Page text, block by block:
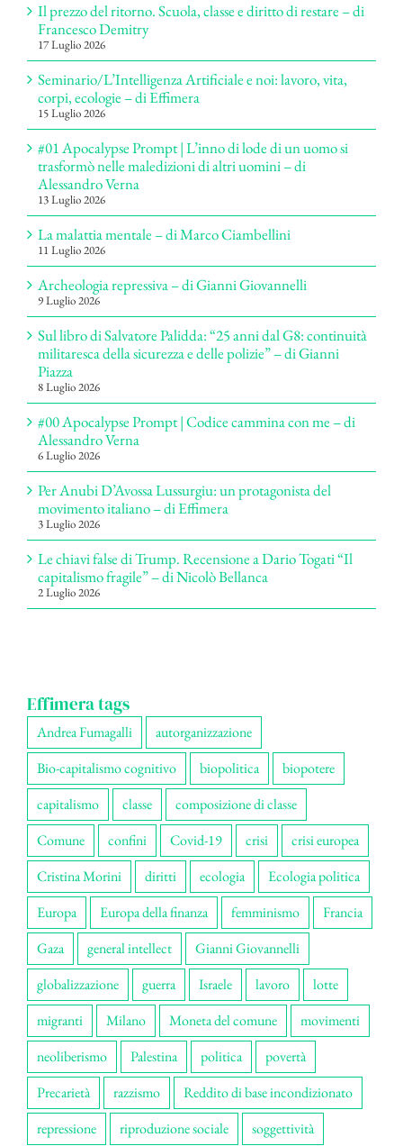
Il prezzo del ritorno. Scuola, classe e diritto di restare – di
Francesco Demitry
17 Luglio 2026
Seminario/L’Intelligenza Artificiale e noi: lavoro, vita,
corpi, ecologie – di Effimera
15 Luglio 2026
#01 Apocalypse Prompt | L’inno di lode di un uomo si
trasformò nelle maledizioni di altri uomini – di
Alessandro Verna
13 Luglio 2026
La malattia mentale – di Marco Ciambellini
11 Luglio 2026
Archeologia repressiva – di Gianni Giovannelli
9 Luglio 2026
Sul libro di Salvatore Palidda: “25 anni dal G8: continuità
militaresca della sicurezza e delle polizie” – di Gianni
Piazza
8 Luglio 2026
#00 Apocalypse Prompt | Codice cammina con me – di
Alessandro Verna
6 Luglio 2026
Per Anubi D’Avossa Lussurgiu: un protagonista del
movimento italiano – di Effimera
3 Luglio 2026
Le chiavi false di Trump. Recensione a Dario Togati “Il
capitalismo fragile” – di Nicolò Bellanca
2 Luglio 2026
Effimera tags
Andrea Fumagalli
autorganizzazione
Bio-capitalismo cognitivo
biopolitica
biopotere
capitalismo
classe
composizione di classe
Comune
confini Covid-19 crisi
crisi europea
Cristina Morini
diritti ecologia
Ecologia politica
Europa
Europa della finanza femminismo
Francia
Gaza
general intellect
Gianni Giovannelli
globalizzazione
guerra Israele lavoro
lotte
migranti
Milano Moneta del comune
movimenti
neoliberismo
Palestina politica
povertà
Precarietà
razzismo
Reddito di base incondizionato
repressione
riproduzione sociale soggettività